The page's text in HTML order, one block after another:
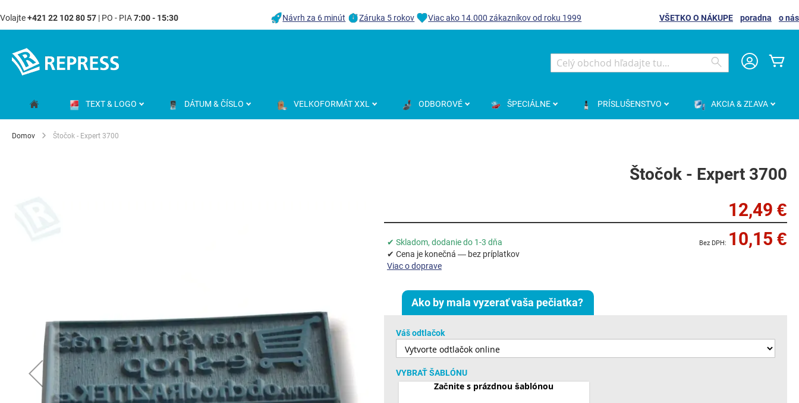
Volajte+421 22 102 80 57 | PO - PIA7:00 - 15:30 Návrh za 6 minút Záruka 5 rokov Viac ako 14.000 zákazníkov od roku 1999 VŠETKO O NÁKUPE poradna
o nás
Content
Search
TEXT & LOGO DÁTUM & ČÍSLO VELKOFORMÁT XXL ODBOROVÉ ŠPECIÁLNE PRÍSLUŠENSTVO AKCIA & ZĽAVA
Domov Štočok - Expert 3700
Štočok - Expert 3700
12,49 €
10,15 €
✔ Skladom, dodanie do 1-3 dňa
✔ Cena je konečná — bez príplatkov
Viac o doprave
Ako by mala vyzerať vaša pečiatka?
Váš odtlačok
VYBRAŤ ŠABLÓNU
Začnite s prázdnou šablónou